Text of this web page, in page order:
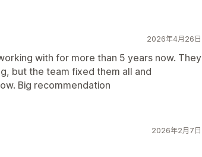
2026年4月26日
with for more than 5 years now. They
but the team fixed them all and
Big recommendation
2026年2月7日